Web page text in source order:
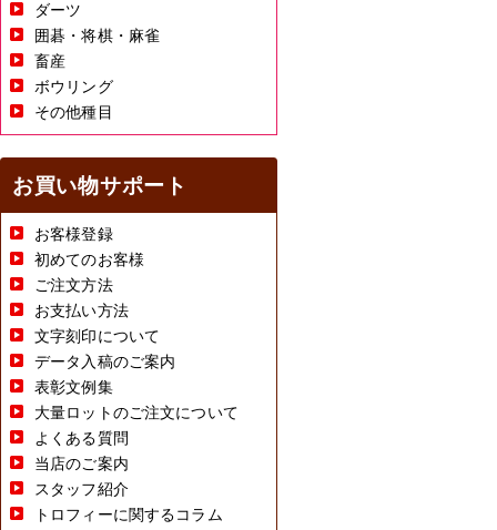
ダーツ
囲碁・将棋・麻雀
畜産
ボウリング
その他種目
お買い物サポート
お客様登録
初めてのお客様
ご注文方法
お支払い方法
文字刻印について
データ入稿のご案内
表彰文例集
大量ロットのご注文について
よくある質問
当店のご案内
スタッフ紹介
トロフィーに関するコラム